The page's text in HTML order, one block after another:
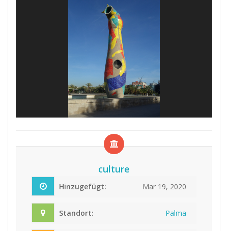
culture
Hinzugefügt: Mar 19, 2020
Standort: Palma